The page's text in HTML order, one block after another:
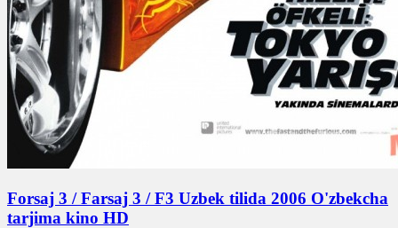
Forsaj 3 / Farsaj 3 / F3 Uzbek tilida 2006 O'zbekcha
tarjima kino HD